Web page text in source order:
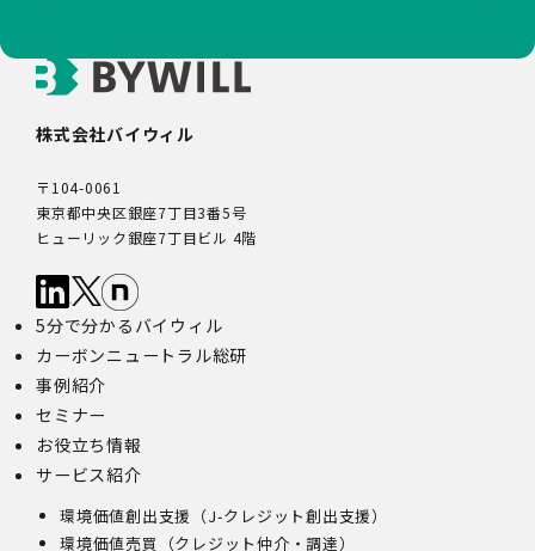
株式会社バイウィル
〒104-0061
東京都中央区銀座7丁目3番5号
ヒューリック銀座7丁目ビル 4階
5分で分かるバイウィル
カーボンニュートラル総研
事例紹介
セミナー
お役立ち情報
サービス紹介
環境価値創出支援（J-クレジット創出支援）
環境価値売買（クレジット仲介・調達）